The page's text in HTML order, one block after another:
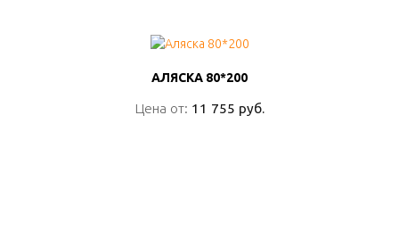
АЛЯСКА 80*200
Цена от: 11 755 руб.
АЛЯСКА 80*200
Цена от: 11 755 руб.